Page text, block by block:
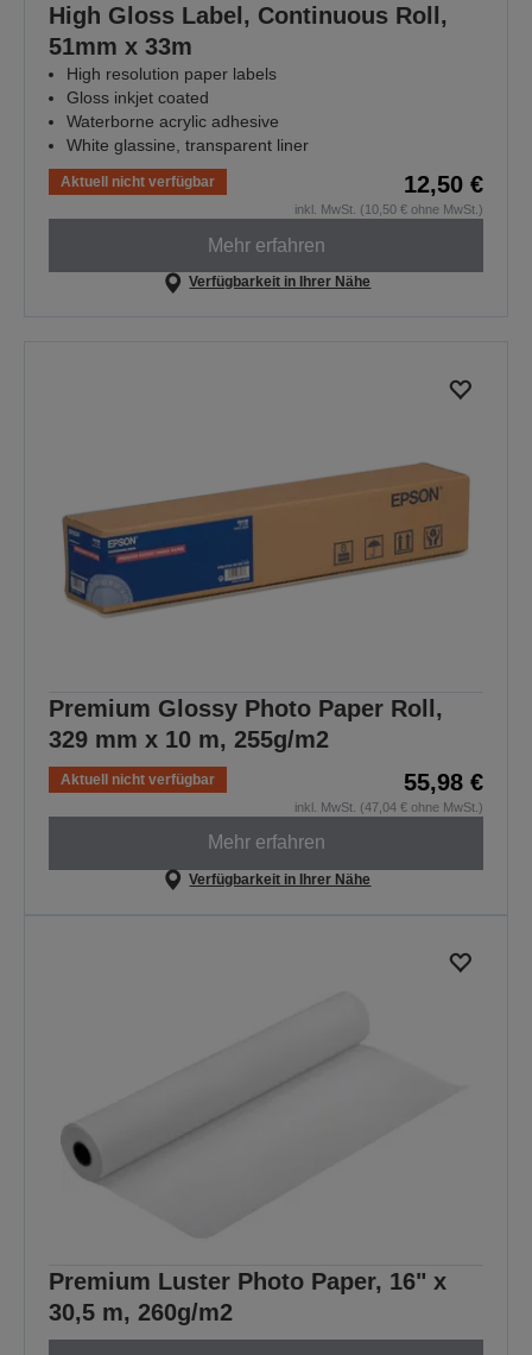
High Gloss Label, Continuous Roll,
51mm x 33m
High resolution paper labels
Gloss inkjet coated
Waterborne acrylic adhesive
White glassine, transparent liner
Aktuell nicht verfügbar 12,50 €
inkl. MwSt. (10,50 € ohne MwSt.)
Mehr erfahren
Verfügbarkeit in Ihrer Nähe
Premium Glossy Photo Paper Roll,
329 mm x 10 m, 255g/m2
Aktuell nicht verfügbar 55,98 €
inkl. MwSt. (47,04 € ohne MwSt.)
Mehr erfahren
Verfügbarkeit in Ihrer Nähe
Premium Luster Photo Paper, 16" x
30,5 m, 260g/m2